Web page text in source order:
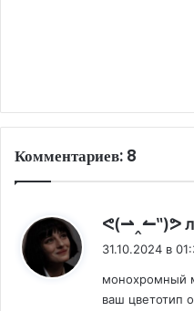
Комментариев: 8
ᕙ(⇀‸↼‶)ᕗ
31.10.2024 в
монохромный
ваш цветотип